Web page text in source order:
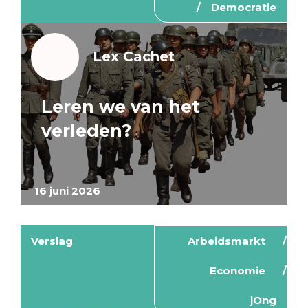
Democratie
16 juni 2026
Lex Cachet
Leren we van het
verleden?
Verslag Arbeidsmarkt
Economie
jOng